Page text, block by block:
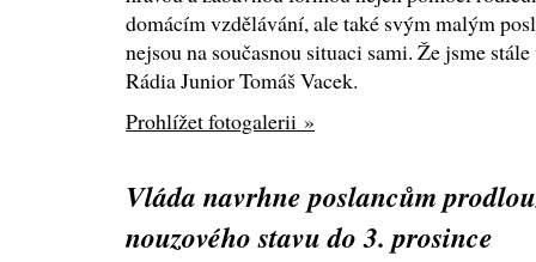
domácím vzdělávání, ale také svým malým
nejsou na současnou situaci sami. Že jsme
Rádia Junior Tomáš Vacek.
Prohlížet fotogalerii »
Vláda navrhne poslancům
nouzového stavu do 3. prosince